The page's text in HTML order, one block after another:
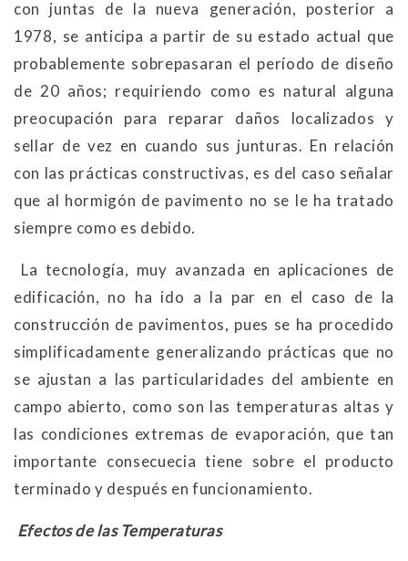
con juntas de la nueva generación, posterior a
1978, se anticipa a partir de su estado actual que
probablemente sobrepasaran el período de diseño
de 20 años; requiriendo como es natural alguna
preocupación para reparar daños localizados y
sellar de vez en cuando sus junturas. En relación
con las prácticas constructivas, es del caso señalar
que al hormigón de pavimento no se le ha tratado
siempre como es debido.
La tecnología, muy avanzada en aplicaciones de
edificación, no ha ido a la par en el caso de la
construcción de pavimentos, pues se ha procedido
simplificadamente generalizando prácticas que no
se ajustan a las particularidades del ambiente en
campo abierto, como son las temperaturas altas y
las condiciones extremas de evaporación, que tan
importante consecuecia tiene sobre el producto
terminado y después en funcionamiento.
Efectos de las Temperaturas